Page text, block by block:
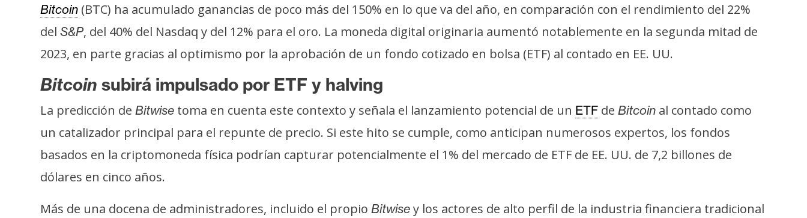
m
a
s
R
c
u
r
o
Bitcoin (BTC) ha acumulado ganancias de poco más del 150% en lo que va del año, en comparación con el rendimiento del 22%
del S&P, del 40% del Nasdaq y del 12% para el oro. La moneda digital originaria aumentó notablemente en la segunda mitad de
2023, en parte gracias al optimismo por la aprobación de un fondo cotizado en bolsa (ETF) al contado en EE. UU.
Bitcoin subirá impulsado por ETF y halving
La predicción de Bitwise toma en cuenta este contexto y señala el lanzamiento potencial de un ETF de Bitcoin al contado como
un catalizador principal para el repunte de precio. Si este hito se cumple, como anticipan numerosos expertos, los fondos
basados en la criptomoneda física podrían capturar potencialmente el 1% del mercado de ETF de EE. UU. de 7,2 billones de
dólares en cinco años.
Más de una docena de administradores, incluido el propio Bitwise y los actores de alto perfil de la industria financiera tradicional